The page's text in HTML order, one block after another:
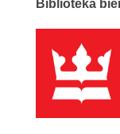
Biblioteka